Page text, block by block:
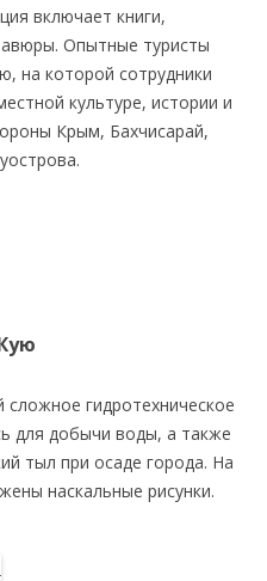
включает книги,
Опытные туристы
на которой сотрудники
культуре, истории и
Крым, Бахчисарай,
гидротехническое
для добычи воды, а также
тыл при осаде города. На
наскальные рисунки.